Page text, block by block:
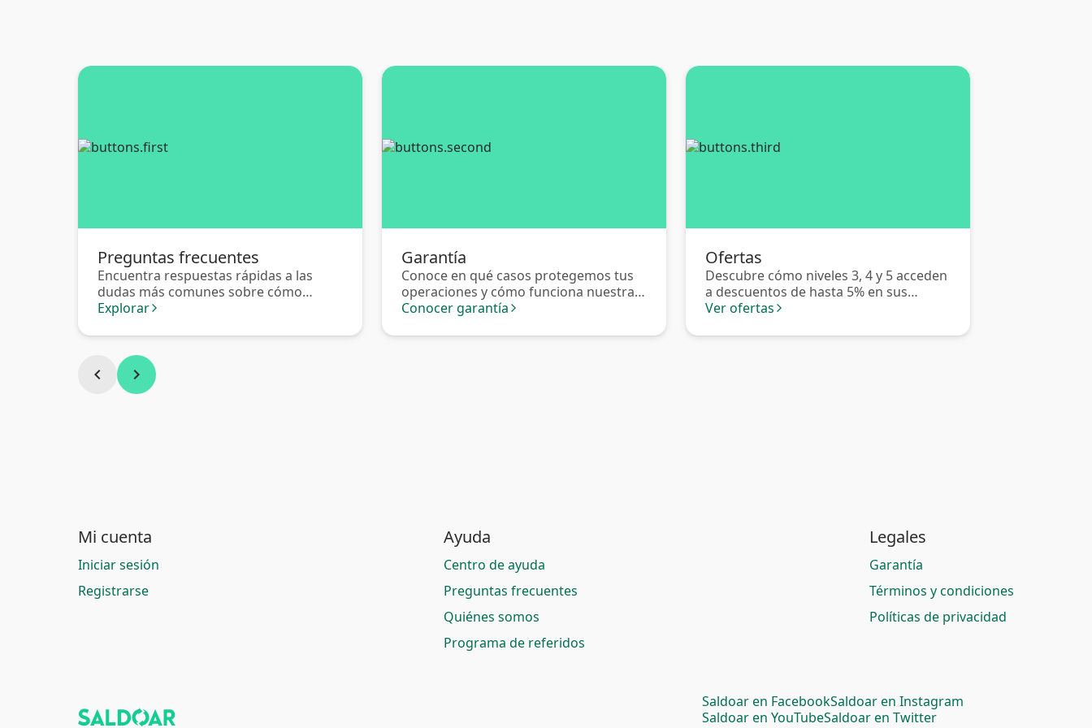
Preguntas frecuentes
Encuentra respuestas rápidas a las
dudas más comunes sobre cómo
operar en Saldoar.
Explorar arrow_forward_ios
Garantía
Conoce en qué casos protegemos tus
operaciones y cómo funciona nuestra
garantía.
Conocer garantía arrow_forward_ios
Ofertas
Descubre cómo niveles 3, 4 y 5 acceden
a descuentos de hasta 5% en sus
pedidos en Saldoar.
Ver ofertas arrow_forward_ios
chevron_left chevron_right
Mi cuenta
Iniciar sesión
Registrarse
Ayuda
Centro de ayuda
Preguntas frecuentes
Quiénes somos
Programa de referidos
Legales
Garantía
Términos y condiciones
Políticas de privacidad
Saldoar en FacebookSaldoar en Instagram
Saldoar en YouTubeSaldoar en Twitter